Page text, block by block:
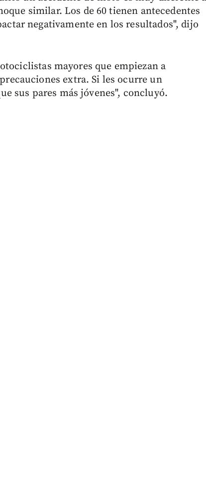
similar. Los de 60 tienen antecedentes
negativamente en los resultados", dijo
mayores que empiezan a
extra. Si les ocurre un
sus pares más jóvenes", concluyó.